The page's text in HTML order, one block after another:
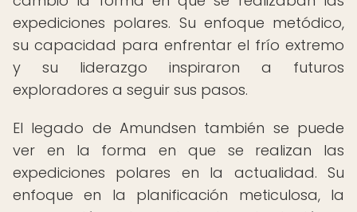
expediciones polares. Su enfoque metódico,
su capacidad para enfrentar el frío extremo
y su liderazgo inspiraron a futuros
exploradores a seguir sus pasos.
El legado de Amundsen también se puede
ver en la forma en que se realizan las
expediciones polares en la actualidad. Su
enfoque en la planificación meticulosa, la